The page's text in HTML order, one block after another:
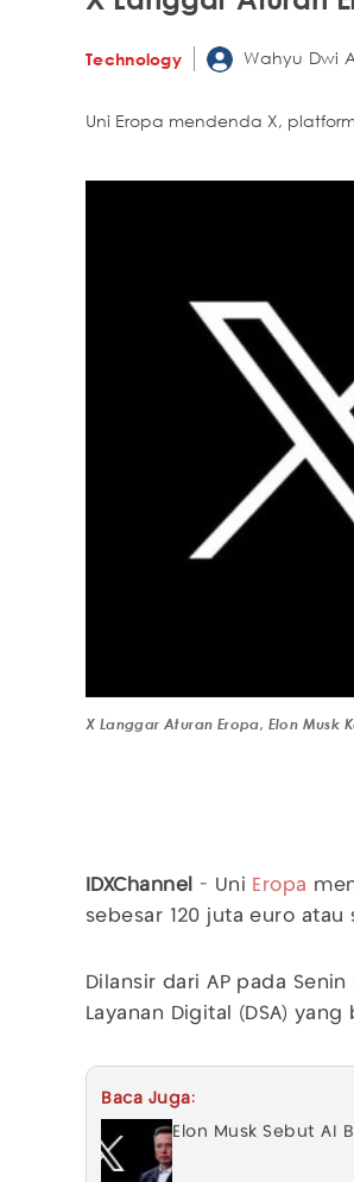
Technology Wahyu Dwi
Uni Eropa mendenda X,
X Langgar Aturan Eropa, Elon Musk
IDXChannel - Uni Eropa
sebesar 120 juta euro atau
Dilansir dari AP pada
Layanan Digital (DSA)
Baca Juga:
Elon Musk Sebut AI